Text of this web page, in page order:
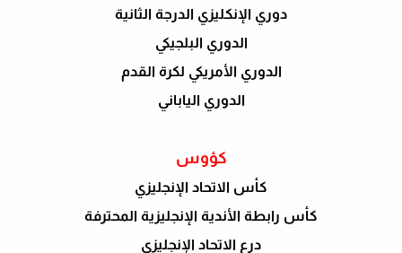
دوري الإنكليزي الدرجة الثانية
الدوري البلجيكي
الدوري الأمريكي لكرة القدم
الدوري الياباني
كؤوس
كأس الاتحاد الإنجليزي
كأس رابطة الأندية الإنجليزية المحترفة
درع الاتحاد الإنجليزي